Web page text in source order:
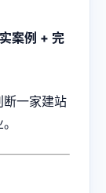
案例 + 完
断一家建站